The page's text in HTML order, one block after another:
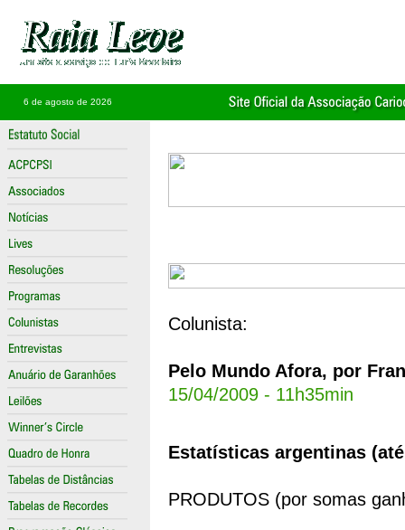
6 de agosto de 2026
Colunista:
Pelo Mundo Afora, por
15/04/2009 - 11h35min
Estatísticas argentinas
PRODUTOS (por somas